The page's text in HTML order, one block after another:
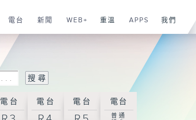
電台 新聞 WEB+ 重溫 APPS 我們
電台 電台 電台 電台
普通